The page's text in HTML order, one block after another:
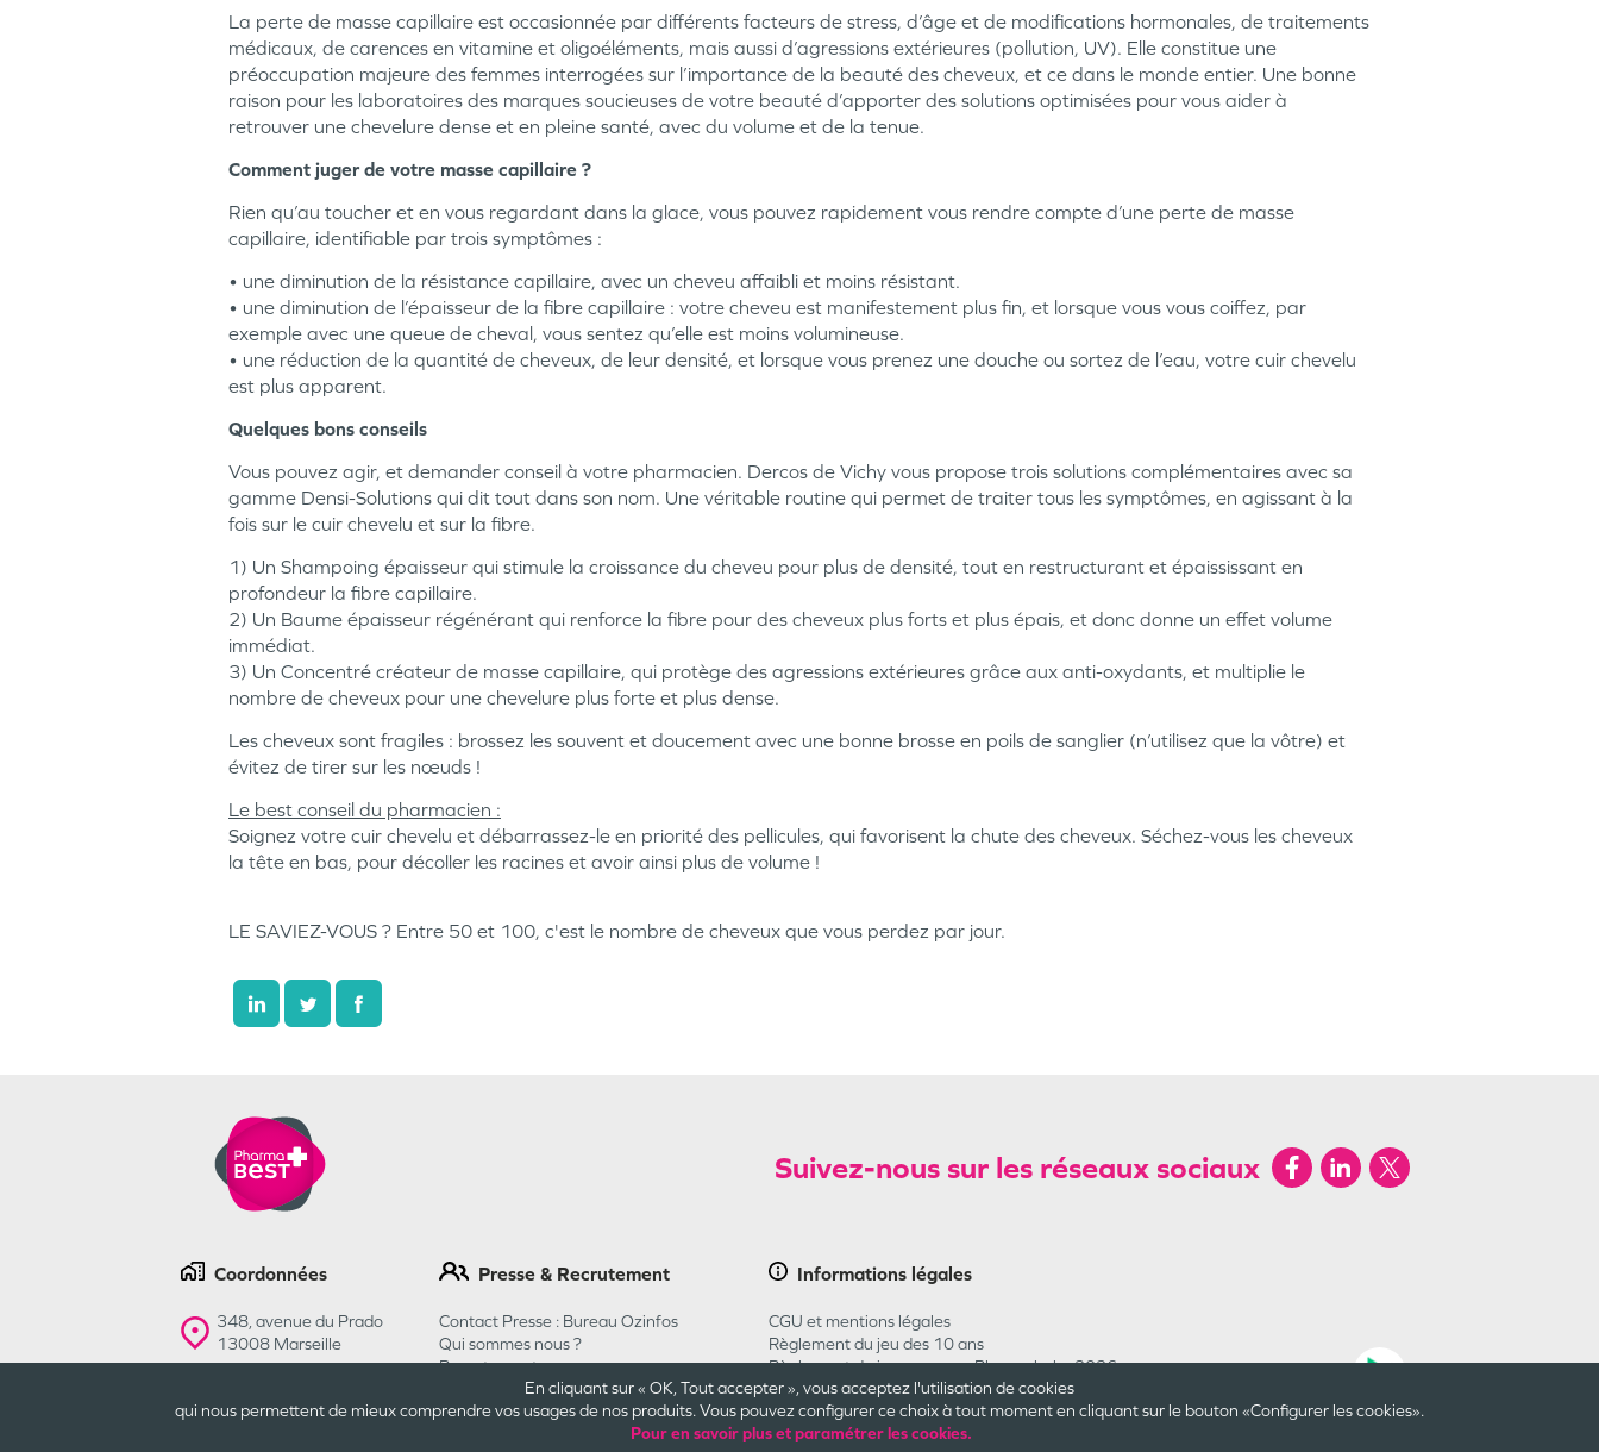
La perte de masse capillaire est occasionnée par différents facteurs de stress, d’âge et de modifications hormonales, de traitements
médicaux, de carences en vitamine et oligoéléments, mais aussi d’agressions extérieures (pollution, UV). Elle constitue une
préoccupation majeure des femmes interrogées sur l’importance de la beauté des cheveux, et ce dans le monde entier. Une bonne
raison pour les laboratoires des marques soucieuses de votre beauté d’apporter des solutions optimisées pour vous aider à
retrouver une chevelure dense et en pleine santé, avec du volume et de la tenue.
Comment juger de votre masse capillaire ?
Rien qu’au toucher et en vous regardant dans la glace, vous pouvez rapidement vous rendre compte d’une perte de masse
capillaire, identifiable par trois symptômes :
• une diminution de la résistance capillaire, avec un cheveu affaibli et moins résistant.
• une diminution de l’épaisseur de la fibre capillaire : votre cheveu est manifestement plus fin, et lorsque vous vous coiffez, par
exemple avec une queue de cheval, vous sentez qu’elle est moins volumineuse.
• une réduction de la quantité de cheveux, de leur densité, et lorsque vous prenez une douche ou sortez de l’eau, votre cuir chevelu
est plus apparent.
Quelques bons conseils
Vous pouvez agir, et demander conseil à votre pharmacien. Dercos de Vichy vous propose trois solutions complémentaires avec sa
gamme Densi-Solutions qui dit tout dans son nom. Une véritable routine qui permet de traiter tous les symptômes, en agissant à la
fois sur le cuir chevelu et sur la fibre.
1) Un Shampoing épaisseur qui stimule la croissance du cheveu pour plus de densité, tout en restructurant et épaississant en
profondeur la fibre capillaire.
2) Un Baume épaisseur régénérant qui renforce la fibre pour des cheveux plus forts et plus épais, et donc donne un effet volume
immédiat.
3) Un Concentré créateur de masse capillaire, qui protège des agressions extérieures grâce aux anti-oxydants, et multiplie le
nombre de cheveux pour une chevelure plus forte et plus dense.
Les cheveux sont fragiles : brossez les souvent et doucement avec une bonne brosse en poils de sanglier (n’utilisez que la vôtre) et
évitez de tirer sur les nœuds !
Le best conseil du pharmacien :
Soignez votre cuir chevelu et débarrassez-le en priorité des pellicules, qui favorisent la chute des cheveux. Séchez-vous les cheveux
la tête en bas, pour décoller les racines et avoir ainsi plus de volume !
LE SAVIEZ-VOUS ? Entre 50 et 100, c'est le nombre de cheveux que vous perdez par jour.
En cliquant sur « OK, Tout accepter », vous acceptez l'utilisation de cookies
qui nous permettent de mieux comprendre vos usages de nos produits. Vous pouvez configurer ce choix à tout moment en cliquant sur le bouton «Configurer les cookies».
Pour en savoir plus et paramétrer les cookies.
Suivez-nous sur les réseaux sociaux
Coordonnées
348, avenue du Prado
13008 Marseille
Presse & Recrutement
Contact Presse : Bureau Ozinfos
Qui sommes nous ?
Recrutement
Informations légales
CGU et mentions légales
Règlement du jeu des 10 ans
Règlement du jeu concours Pharmababy 2026
CGU Carte Cadeau
Plan du site
Cookies et confidentialité